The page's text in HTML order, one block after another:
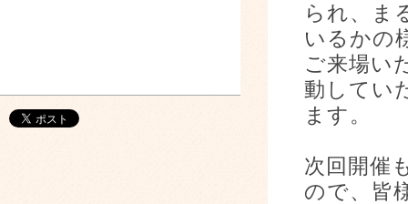
られ、ま
いるかの
ご来場い
動してい
ます。
次回開催
ので、皆